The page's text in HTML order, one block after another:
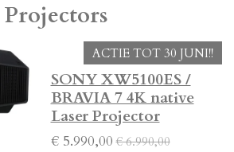
Projectors
ACTIE TOT 30 JUNI!!
SONY XW5100ES /
BRAVIA 7 4K native
Laser Projector
€ 5.990,00 € 6.990,00